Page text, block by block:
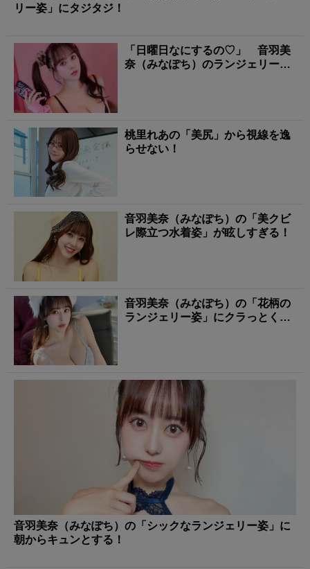
リー姿」にタジタジ！
「日曜日なにするの♡」 音羽美
奈（みなぽち）のランジェリー姿
桃里れあの「美尻」から視線を逸
らせない！
音羽美奈（みなぽち）の「美クビ
レ際立つ水着姿」が眩しすぎる！
音羽美奈（みなぽち）の「花柄の
ランジェリー姿」にクラっとく
音羽美奈（みなぽち）の「シックなランジェリー姿」に
朝からキュンとする！